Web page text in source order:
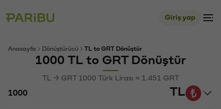
Giriş yap
Anasayfa Dönüştürücü TL to GRT Dönüştür
1000 TL to GRT Dönüştür
TL → GRT 1000 Türk Lirası ≈ 1.451 GRT
TL